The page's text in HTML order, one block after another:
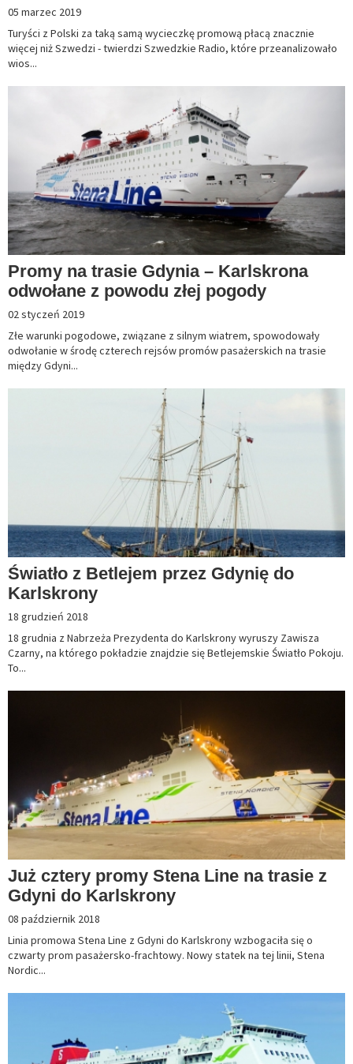
05 marzec 2019
Turyści z Polski za taką samą wycieczkę promową płacą znacznie
więcej niż Szwedzi - twierdzi Szwedzkie Radio, które przeanalizowało
wios...
Promy na trasie Gdynia – Karlskrona
odwołane z powodu złej pogody
02 styczeń 2019
Złe warunki pogodowe, związane z silnym wiatrem, spowodowały
odwołanie w środę czterech rejsów promów pasażerskich na trasie
między Gdyni...
Światło z Betlejem przez Gdynię do
Karlskrony
18 grudzień 2018
18 grudnia z Nabrzeża Prezydenta do Karlskrony wyruszy Zawisza
Czarny, na którego pokładzie znajdzie się Betlejemskie Światło Pokoju.
To...
Już cztery promy Stena Line na trasie z
Gdyni do Karlskrony
08 październik 2018
Linia promowa Stena Line z Gdyni do Karlskrony wzbogaciła się o
czwarty prom pasażersko-frachtowy. Nowy statek na tej linii, Stena
Nordic...